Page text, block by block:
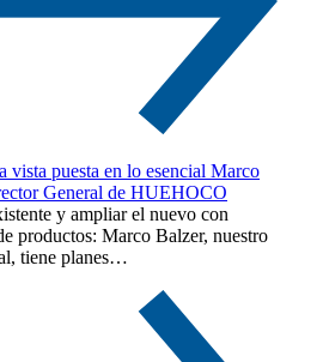
vista puesta en lo esencial Marco
General de HUEHOCO
y ampliar el nuevo con
productos: Marco Balzer, nuestro
tiene planes…